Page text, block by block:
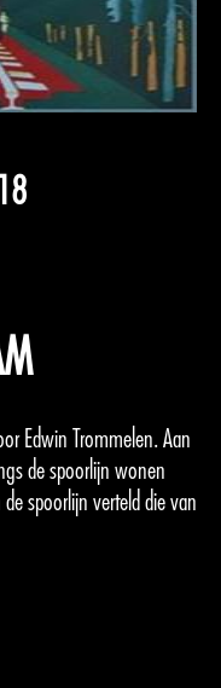
Edwin Trommelen. Aan
de spoorlijn wonen
spoorlijn verteld die van